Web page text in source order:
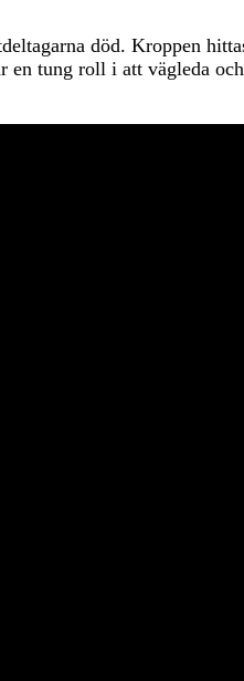
död. Kroppen
tung roll i att vägleda